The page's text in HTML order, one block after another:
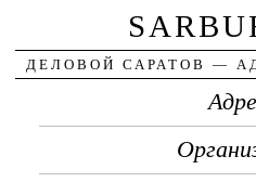
ДЕЛОВОЙ САРАТОВ —